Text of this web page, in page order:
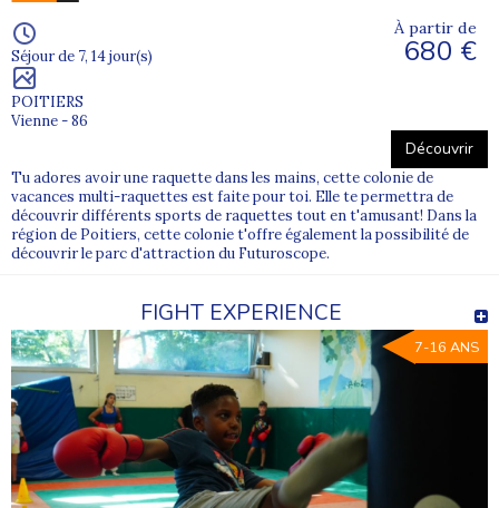
Séjour de 7, 14 jour(s)
POITIERS
Vienne - 86
À partir de
680 €
Découvrir
Tu adores avoir une raquette dans les mains, cette colonie de
vacances multi-raquettes est faite pour toi. Elle te permettra de
découvrir différents sports de raquettes tout en t'amusant! Dans la
région de Poitiers, cette colonie t'offre également la possibilité de
découvrir le parc d'attraction du Futuroscope.
FIGHT EXPERIENCE
7-16 ANS